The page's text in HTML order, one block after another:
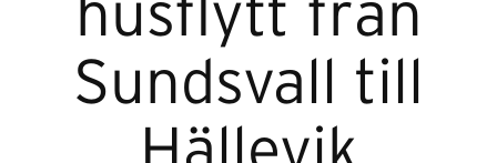
husflytt från
Sundsvall till